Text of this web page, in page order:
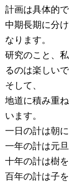
計画は具体的
中期長期に分
なります。
研究のこと、
るのは楽しいで
そして、
地道に積み重
います。
一日の計は朝
一年の計は元
十年の計は樹
百年の計は子